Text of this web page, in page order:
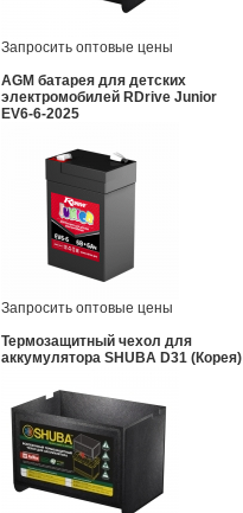
Запросить оптовые цены
AGM батарея для детских
электромобилей RDrive Junior
EV6-6-2025
Запросить оптовые цены
Термозащитный чехол для
аккумулятора SHUBA D31 (Корея)